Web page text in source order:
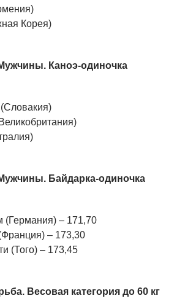
Корея)
Каноэ-одиночка
Байдарка-одиночка
(Германия) – 171,70
– 173,30
(Того) – 173,45
Весовая категория до 60 кг